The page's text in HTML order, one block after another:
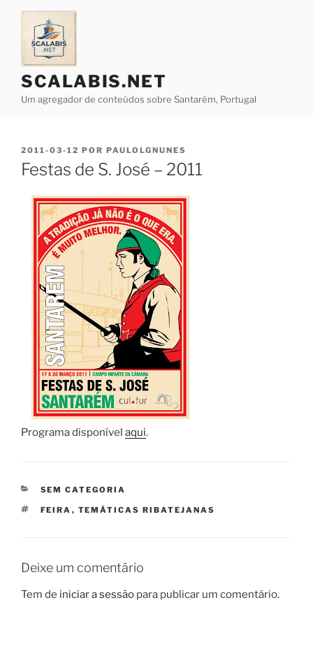
Saltar
conteúdo
SCALABIS.NET
Um agregador de conteúdos sobre Santarém, Portugal
PUBLICADO
EM
2011-03-12 POR PAULOLGNUNES
Festas de S. José – 2011
Programa disponível aqui.
CATEGORIAS
SEM CATEGORIA
ETIQUETAS
FEIRA , TEMÁTICAS RIBATEJANAS
Deixe um comentário
Tem de iniciar a sessão para publicar um comentário.